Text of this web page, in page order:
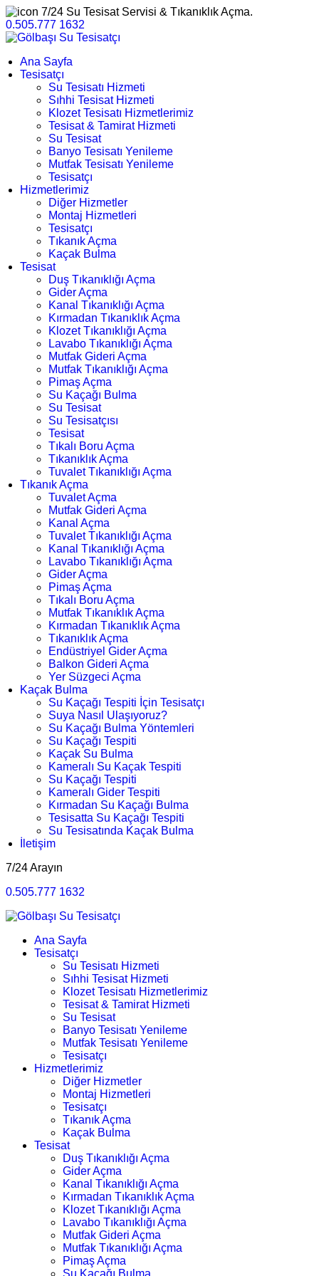
7/24 Su Tesisat Servisi & Tıkanıklık Açma.
0.505.777 1632
Ana Sayfa
Tesisatçı
Su Tesisatı Hizmeti
Sıhhi Tesisat Hizmeti
Klozet Tesisatı Hizmetlerimiz
Tesisat & Tamirat Hizmeti
Su Tesisat
Banyo Tesisatı Yenileme
Mutfak Tesisatı Yenileme
Tesisatçı
Hizmetlerimiz
Diğer Hizmetler
Montaj Hizmetleri
Tesisatçı
Tıkanık Açma
Kaçak Bulma
Tesisat
Duş Tıkanıklığı Açma
Gider Açma
Kanal Tıkanıklığı Açma
Kırmadan Tıkanıklık Açma
Klozet Tıkanıklığı Açma
Lavabo Tıkanıklığı Açma
Mutfak Gideri Açma
Mutfak Tıkanıklığı Açma
Pimaş Açma
Su Kaçağı Bulma
Su Tesisat
Su Tesisatçısı
Tesisat
Tıkalı Boru Açma
Tıkanıklık Açma
Tuvalet Tıkanıklığı Açma
Tıkanık Açma
Tuvalet Açma
Mutfak Gideri Açma
Kanal Açma
Tuvalet Tıkanıklığı Açma
Kanal Tıkanıklığı Açma
Lavabo Tıkanıklığı Açma
Gider Açma
Pimaş Açma
Tıkalı Boru Açma
Mutfak Tıkanıklık Açma
Kırmadan Tıkanıklık Açma
Tıkanıklık Açma
Endüstriyel Gider Açma
Balkon Gideri Açma
Yer Süzgeci Açma
Kaçak Bulma
Su Kaçağı Tespiti İçin Tesisatçı
Suya Nasıl Ulaşıyoruz?
Su Kaçağı Bulma Yöntemleri
Su Kaçağı Tespiti
Kaçak Su Bulma
Kameralı Su Kaçak Tespiti
Su Kaçağı Tespiti
Kameralı Gider Tespiti
Kırmadan Su Kaçağı Bulma
Tesisatta Su Kaçağı Tespiti
Su Tesisatında Kaçak Bulma
İletişim
7/24 Arayın
0.505.777 1632
Ana Sayfa
Tesisatçı
Su Tesisatı Hizmeti
Sıhhi Tesisat Hizmeti
Klozet Tesisatı Hizmetlerimiz
Tesisat & Tamirat Hizmeti
Su Tesisat
Banyo Tesisatı Yenileme
Mutfak Tesisatı Yenileme
Tesisatçı
Hizmetlerimiz
Diğer Hizmetler
Montaj Hizmetleri
Tesisatçı
Tıkanık Açma
Kaçak Bulma
Tesisat
Duş Tıkanıklığı Açma
Gider Açma
Kanal Tıkanıklığı Açma
Kırmadan Tıkanıklık Açma
Klozet Tıkanıklığı Açma
Lavabo Tıkanıklığı Açma
Mutfak Gideri Açma
Mutfak Tıkanıklığı Açma
Pimaş Açma
Su Kaçağı Bulma